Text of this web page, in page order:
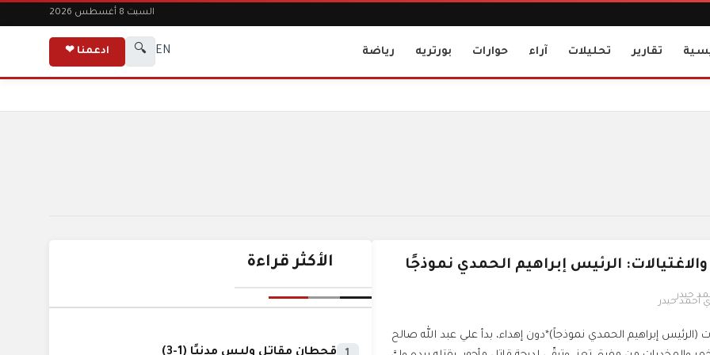
السبت 8 أغسطس 2026
تقارير تحليلات آراء حوارات بورتريه رياضة EN
🔍 ادعمنا ❤
الرئيس إبراهيم الحمدي نموذجًا
أحمد حيدر
(الرئيس إبراهيم الحمدي نموذجاً)*دون إهداء، بدأ علي عبد الله صالح
الأكثر قراءة